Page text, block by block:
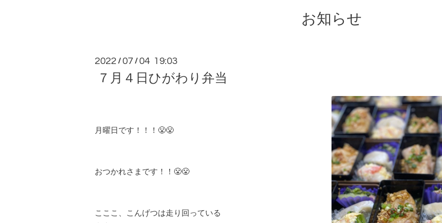
お知らせ
2022 / 07 / 04 19:03
７月４日ひがわり弁当
月曜日です！！！😤😤
おつかれさまです！！😤😤
こここ、こんげつは走り回っている